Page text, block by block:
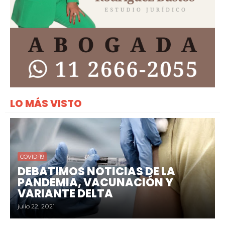
LO MÁS VISTO
COVID-19
DEBATIMOS NOTICIAS DE LA
PANDEMIA, VACUNACIÓN Y
VARIANTE DELTA
julio 22, 2021